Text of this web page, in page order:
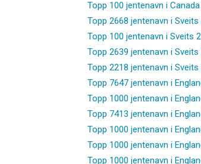
Topp 100 jentenavn i Canada
Topp 2668 jentenavn i Sveits
Topp 100 jentenavn i Sveits
Topp 2639 jentenavn i Sveits
Topp 2218 jentenavn i Sveits
Topp 7647 jentenavn i
Topp 1000 jentenavn i
Topp 7413 jentenavn i
Topp 1000 jentenavn i
Topp 1000 jentenavn i
Topp 1000 jentenavn i